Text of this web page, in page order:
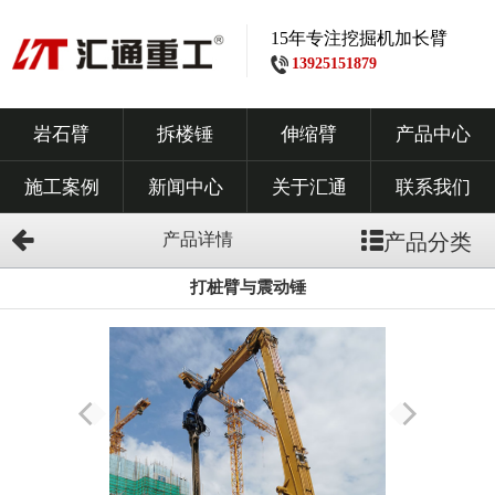
15年专注挖掘机加长臂
13925151879
岩石臂 拆楼锤 伸缩臂 产品中心
施工案例 新闻中心 关于汇通 联系我们
产品详情 产品分类
打桩臂与震动锤